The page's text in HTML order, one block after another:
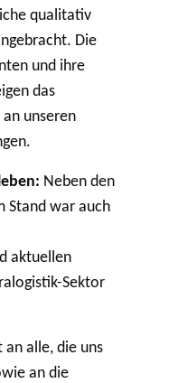
qualitativ
Die
und ihre
das
unseren
Neben den
Stand war auch
aktuellen
Sektor
an alle, die uns
an die